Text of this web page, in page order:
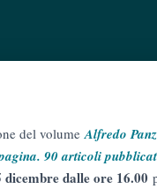
del volumeAlfredo
90 articoli
dicembre dalle ore 16.00